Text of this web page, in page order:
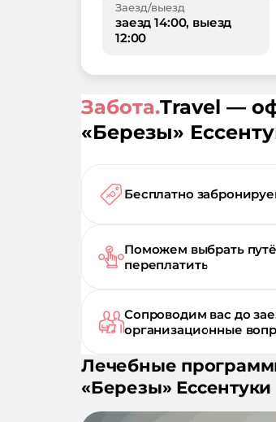
Заезд/выезд
заезд 14:00, выезд
12:00
Забота.Travel —
«Березы»
Бесплатно
Поможем выбрать
переплатить
Сопроводим вас до
организационные
Лечебные
«Березы» Ессентуки